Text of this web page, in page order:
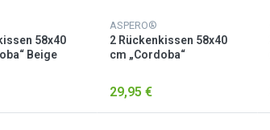
58x40
Beige
ASPERO®
2 Rückenkissen 58x40
cm „Cordoba“
29,95 €